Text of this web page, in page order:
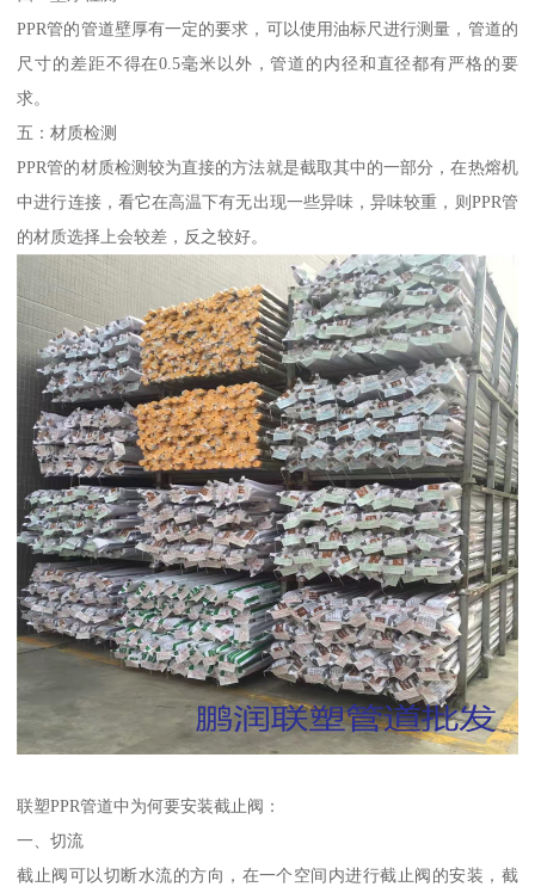
PPR管的管道壁厚有一定的要求，可以使用油标尺进行测量，管道的
尺寸的差距不得在0.5毫米以外，管道的内径和直径都有严格的要
求。
五：材质检测
PPR管的材质检测较为直接的方法就是截取其中的一部分，在热熔机
中进行连接，看它在高温下有无出现一些异味，异味较重，则PPR管
的材质选择上会较差，反之较好。
联塑PPR管道中为何要安装截止阀：
一、切流
截止阀可以切断水流的方向，在一个空间内进行截止阀的安装，截